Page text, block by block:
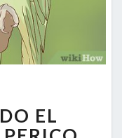
EL